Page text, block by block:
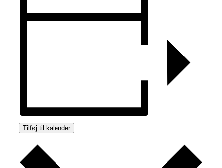
Tilføj til kalender